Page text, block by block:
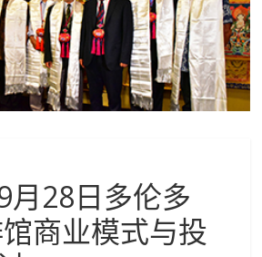
月28日多伦多
商业模式与投